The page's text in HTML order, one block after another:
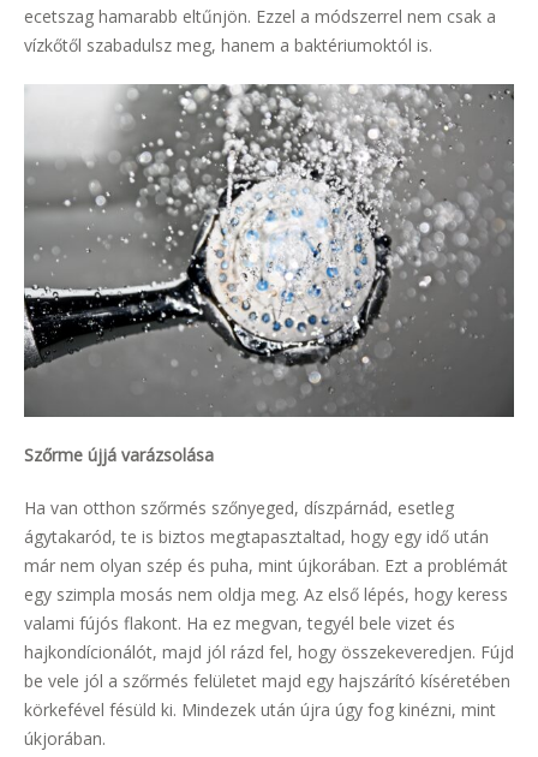
ecetszag hamarabb eltűnjön. Ezzel a módszerrel nem csak a
vízkőtől szabadulsz meg, hanem a baktériumoktól is.
Szőrme újjá varázsolása
Ha van otthon szőrmés szőnyeged, díszpárnád, esetleg
ágytakaród, te is biztos megtapasztaltad, hogy egy idő után
már nem olyan szép és puha, mint újkorában. Ezt a problémát
egy szimpla mosás nem oldja meg. Az első lépés, hogy keress
valami fújós flakont. Ha ez megvan, tegyél bele vizet és
hajkondícionálót, majd jól rázd fel, hogy összekeveredjen. Fújd
be vele jól a szőrmés felületet majd egy hajszárító kíséretében
körkefével fésüld ki. Mindezek után újra úgy fog kinézni, mint
úkjorában.